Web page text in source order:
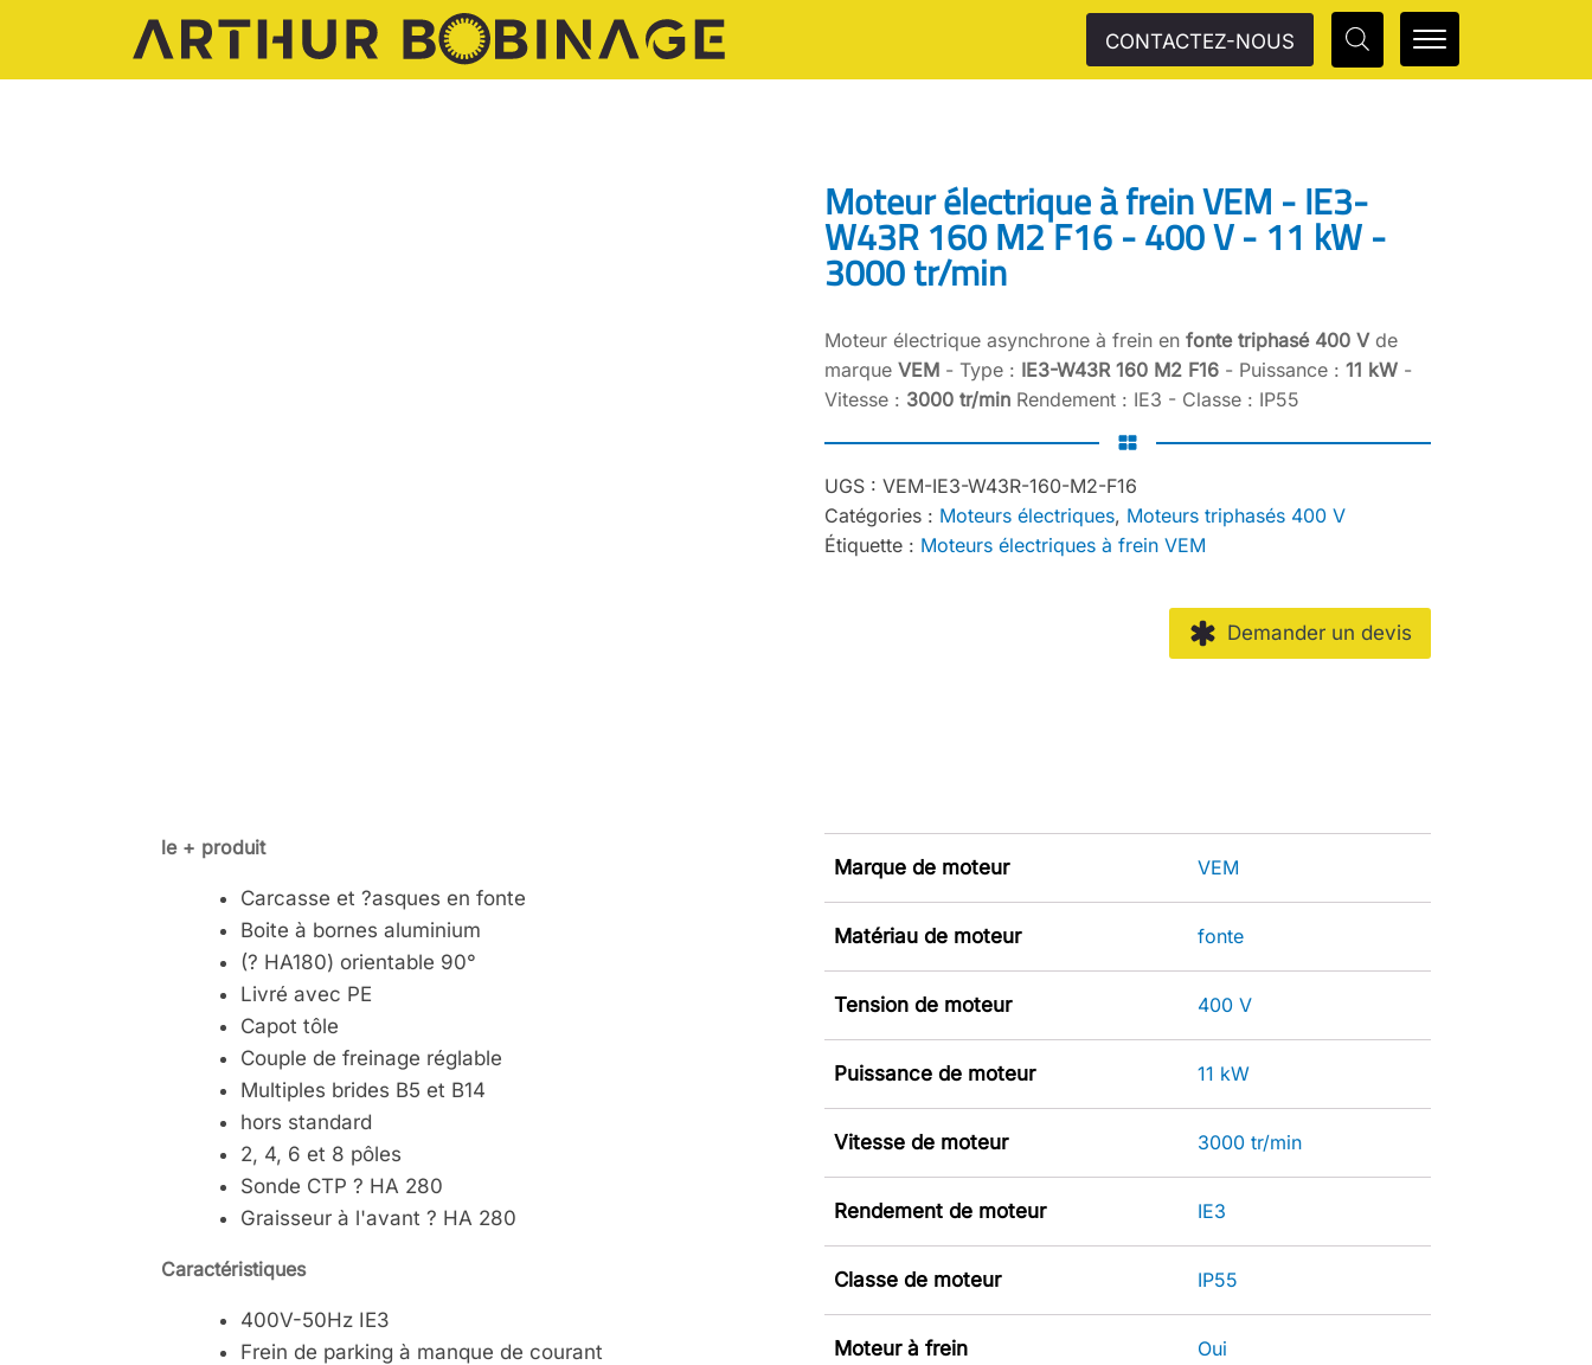
CONTACTEZ-NOUS
Moteur électrique à frein VEM - IE3-
W43R 160 M2 F16 - 400 V - 11 kW -
3000 tr/min
Moteur électrique asynchrone à frein en fonte triphasé 400 V de
marque VEM - Type : IE3-W43R 160 M2 F16 - Puissance : 11 kW -
Vitesse : 3000 tr/min Rendement : IE3 - Classe : IP55
UGS : VEM-IE3-W43R-160-M2-F16
Catégories : Moteurs électriques, Moteurs triphasés 400 V
Étiquette : Moteurs électriques à frein VEM
Demander un devis
le + produit
Carcasse et ?asques en fonte
Boite à bornes aluminium
(? HA180) orientable 90°
Livré avec PE
Capot tôle
Couple de freinage réglable
Multiples brides B5 et B14
hors standard
2, 4, 6 et 8 pôles
Sonde CTP ? HA 280
Graisseur à l'avant ? HA 280
Caractéristiques
400V-50Hz IE3
Frein de parking à manque de courant
Marque de moteur VEM
Matériau de moteur fonte
Tension de moteur 400 V
Puissance de moteur 11 kW
Vitesse de moteur 3000 tr/min
Rendement de moteur IE3
Classe de moteur IP55
Moteur à frein Oui